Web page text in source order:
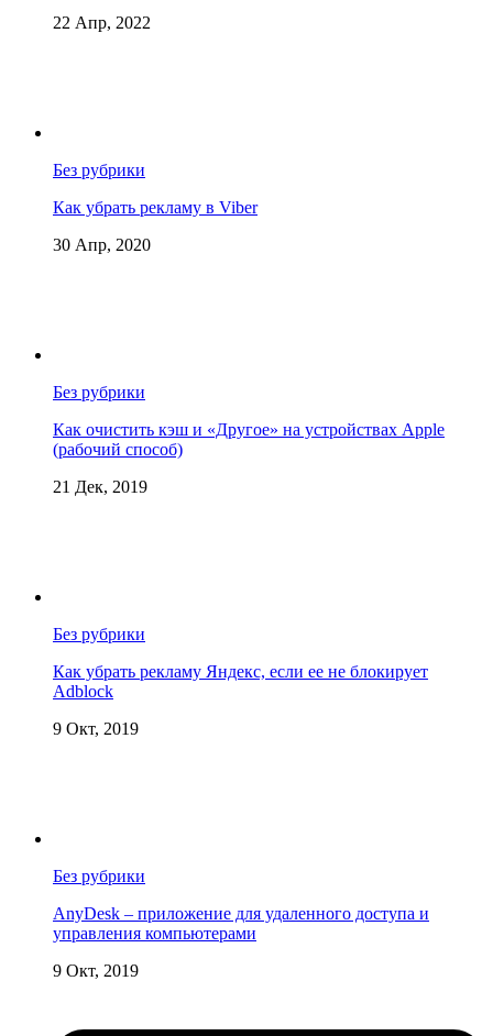
22 Апр, 2022
Без рубрики
Как убрать рекламу в Viber
30 Апр, 2020
Без рубрики
Как очистить кэш и «Другое» на устройствах Apple
(рабочий способ)
21 Дек, 2019
Без рубрики
Как убрать рекламу Яндекс, если ее не блокирует
Adblock
9 Окт, 2019
Без рубрики
AnyDesk – приложение для удаленного доступа и
управления компьютерами
9 Окт, 2019